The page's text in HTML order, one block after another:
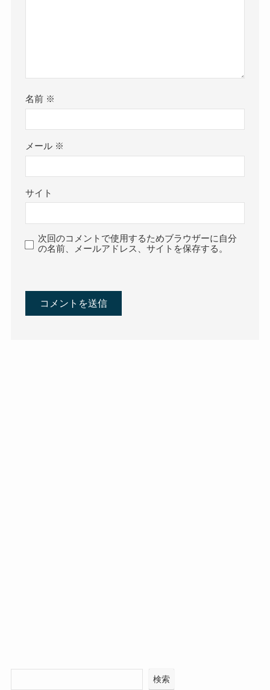
名前 ※
メール ※
サイト
次回のコメントで使用するためブラウザーに自分
の名前、メールアドレス、サイトを保存する。
検索